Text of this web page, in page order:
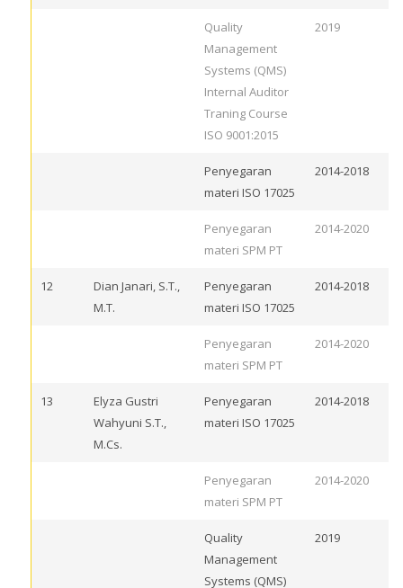
Quality
Management
Systems (QMS)
Internal Auditor
Traning Course
ISO 9001:2015
2019
Penyegaran
materi ISO 17025
2014-2018
Penyegaran
materi SPM PT
2014-2020
12
Dian Janari, S.T.,
M.T.
Penyegaran
materi ISO 17025
2014-2018
Penyegaran
materi SPM PT
2014-2020
13
Elyza Gustri
Wahyuni S.T.,
M.Cs.
Penyegaran
materi ISO 17025
2014-2018
Penyegaran
materi SPM PT
2014-2020
Quality
Management
Systems (QMS)
2019